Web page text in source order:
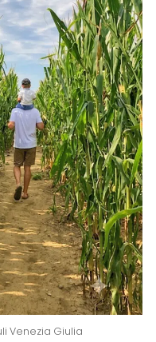
Venezia Giulia